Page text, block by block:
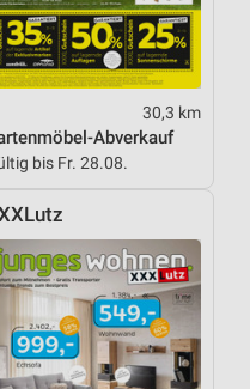
30,3 km
Abverkauf
bis Fr. 28.08.